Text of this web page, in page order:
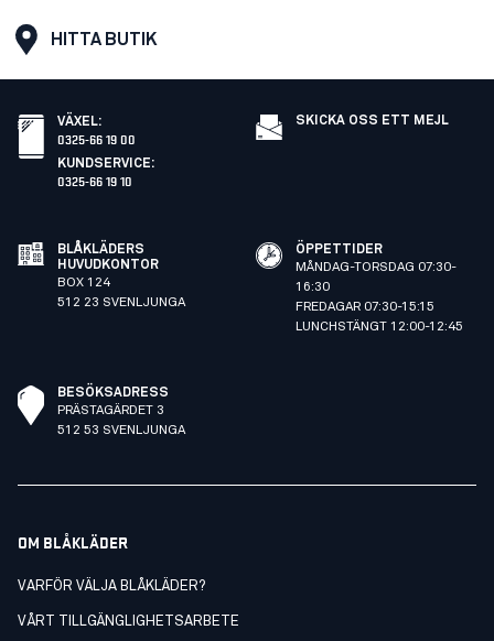
HITTA BUTIK
VÄXEL:
0325-66 19 00
KUNDSERVICE:
0325-66 19 10
SKICKA OSS ETT MEJL
BLÅKLÄDERS
HUVUDKONTOR
BOX 124
512 23 SVENLJUNGA
ÖPPETTIDER
MÅNDAG-TORSDAG 07:30-
16:30
FREDAGAR 07:30-15:15
LUNCHSTÄNGT 12:00-12:45
BESÖKSADRESS
PRÄSTAGÄRDET 3
512 53 SVENLJUNGA
OM BLÅKLÄDER
VARFÖR VÄLJA BLÅKLÄDER?
VÅRT TILLGÄNGLIGHETSARBETE